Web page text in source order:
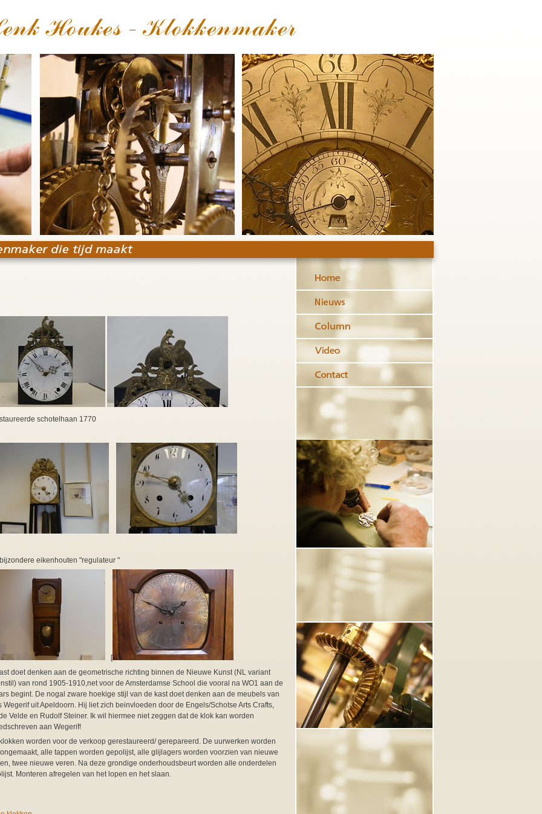
schotelhaan 1770
eikenhouten "regulateur "
[
doet denken aan de geometrische richting binnen de Nieuwe Kunst (NL variant
van rond 1905-1910,net voor de Amsterdamse School die vooral na WO1 aan de
begint. De nogal zware hoekige stijl van de kast doet denken aan de meubels van
Wegerif uit Apeldoorn. Hij liet zich beinvloeden door de Engels/Schotse Arts Crafts,
Velde en Rudolf Steiner. Ik wil hiermee niet zeggen dat de klok kan worden
aan Wegerif!
worden voor de verkoop gerestaureerd/ gerepareerd. De uurwerken worden
alle tappen worden gepolijst, alle glijlagers worden voorzien van nieuwe
twee nieuwe veren. Na deze grondige onderhoudsbeurt worden alle onderdelen
Monteren afregelen van het lopen en het slaan.